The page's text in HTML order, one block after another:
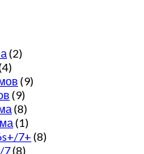
(2)
(9)
(9)
(8)
(1)
7+ (8)
7(8)